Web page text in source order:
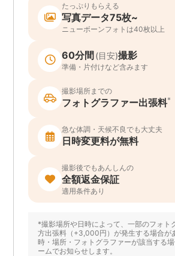
たっぷりもらえる
写真データ75枚~
ニューボーンフォトは40枚以上
60分間 (目安)撮影
準備・片付けなど含みます
撮影場所までの
フォトグラファー出張料*
急な体調・天候不良でも大丈夫
日時変更料が無料
撮影後でもあんしんの
全額返金保証
適用条件あり
*撮影場所や日時によって、一部のフォト
方出張料（+3,000円）が発生する場合が
時・場所・フォトグラファーが該当する
ームでお知らせします。